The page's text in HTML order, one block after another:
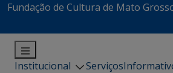
Fundação de Cultura de Mato
Institucional Serviços